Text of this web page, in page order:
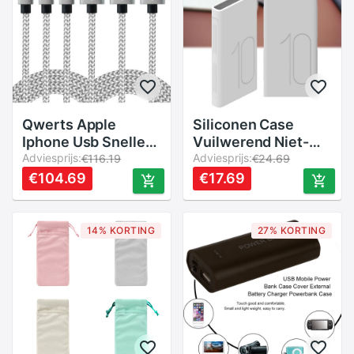
Qwerts Apple
Iphone Usb Snelle
Lading En Datakabel
3&#39;lü Pakket, 1,
2, 3 Meter
Lightning Kabel
Adviesprijs:€116.19
€104.69
Siliconen Case
Vuilwerend Niet-
giftig Materiaal
10000Mah Power
Bank
Huawei Glory
Mobiele Power bank
AP09Q/S
Adviesprijs:€24.69
€17.69
14% KORTING 27% KORTING